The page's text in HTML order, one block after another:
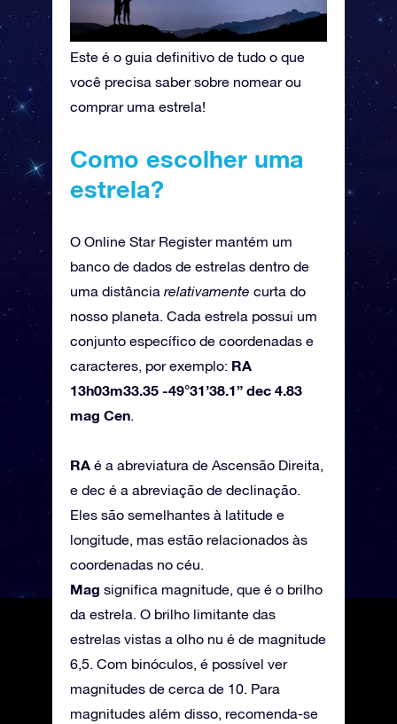
Este é o guia definitivo de tudo o que
você precisa saber sobre nomear ou
comprar uma estrela!
Como escolher uma
estrela?
O Online Star Register mantém um
banco de dados de estrelas dentro de
uma distância relativamente curta do
nosso planeta. Cada estrela possui um
conjunto específico de coordenadas e
caracteres, por exemplo: RA
13h03m33.35 -49°31’38.1” dec 4.83
mag Cen.
RA é a abreviatura de Ascensão Direita,
e dec é a abreviação de declinação.
Eles são semelhantes à latitude e
longitude, mas estão relacionados às
coordenadas no céu.
Mag significa magnitude, que é o brilho
da estrela. O brilho limitante das
estrelas vistas a olho nu é de magnitude
6,5. Com binóculos, é possível ver
magnitudes de cerca de 10. Para
magnitudes além disso, recomenda-se